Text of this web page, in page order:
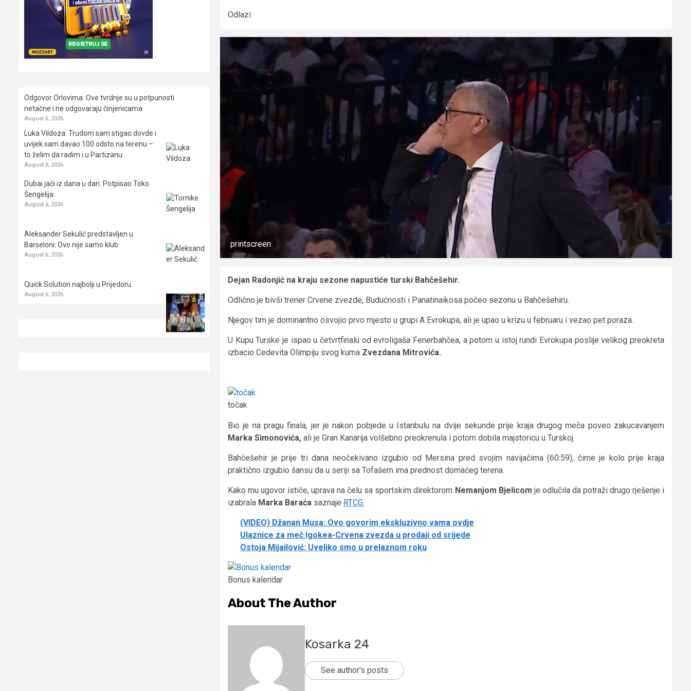
Odlazi.
printscreen
Dejan Radonjić na kraju sezone napustiće turski Bahčešehir.
Odlično je bivši trener Crvene zvezde, Budućnosti i Panatinaikosa počeo sezonu u Bahčešehiru.
Njegov tim je dominantno osvojio prvo mjesto u grupi A Evrokupa, ali je upao u krizu u februaru i vezao pet poraza.
U Kupu Turske je ispao u četvrtfinalu od evroligaša Fenerbahčea, a potom u istoj rundi Evrokupa poslije velikog preokreta
izbacio Cedevita Olimpiju svog kuma Zvezdana Mitrovića.
točak
Bio je na pragu finala, jer je nakon pobjede u Istanbulu na dvije sekunde prije kraja drugog meča poveo zakucavanjem
Marka Simonovića, ali je Gran Kanarija volšebno preokrenula i potom dobila majstoricu u Turskoj.
Bahčešehir je prije tri dana neočekivano izgubio od Mersina pred svojim navijačima (60:59), čime je kolo prije kraja
praktično izgubio šansu da u seriji sa Tofašem ima prednost domaćeg terena.
Kako mu ugovor ističe, uprava na čelu sa sportskim direktorom Nemanjom Bjelicom je odlučila da potraži drugo rješenje i
izabrala Marka Baraća saznaje RTCG.
(VIDEO) Džanan Musa: Ovo govorim ekskluzivno vama ovdje
Ulaznice za meč Igokea-Crvena zvezda u prodaji od srijede
Ostoja Mijailović: Uveliko smo u prelaznom roku
Bonus kalendar
About The Author
Kosarka 24
See author's posts
Odgovor Orlovima: ​Ove tvrdnje su u potpunosti
netačne i ne odgovaraju činjenicama
August 6, 2026
Luka Vildoza: Trudom sam stigao dovde i
uvijek sam davao 100 odsto na terenu –
to želim da radim i u Partizanu
August 6, 2026
Dubai jači iz dana u dan: Potpisao Toko
Šengelija
August 6, 2026
Aleksander Sekulić predstavljen u
Barseloni: Ovo nije samo klub
August 6, 2026
Quick Solution najbolji u Prijedoru
August 6, 2026